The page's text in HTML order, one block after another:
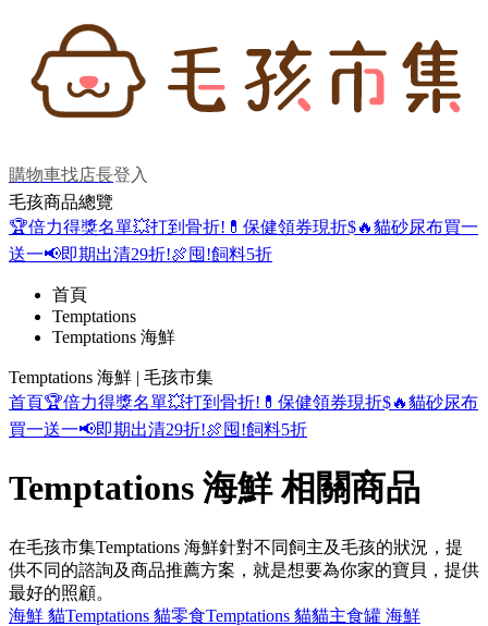
購物車找店長登入
毛孩商品總覽
🏆倍力得獎名單💥打到骨折! 💊保健領券現折$🔥貓砂尿布買一
送一📢即期出清29折!🍖囤!飼料5折
首頁
Temptations
Temptations 海鮮
Temptations 海鮮 | 毛孩市集
首頁🏆倍力得獎名單💥打到骨折! 💊保健領券現折$🔥貓砂尿布
買一送一📢即期出清29折!🍖囤!飼料5折
Temptations 海鮮 相關商品
在毛孩市集Temptations 海鮮針對不同飼主及毛孩的狀況，提
供不同的諮詢及商品推薦方案，就是想要為你家的寶貝，提供
最好的照顧。
海鮮 貓Temptations 貓零食Temptations 貓貓主食罐 海鮮